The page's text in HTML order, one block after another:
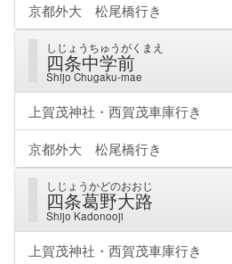
京都外大 松尾橋行き
しじょうちゅうがくまえ
四条中学前
Shijo Chugaku-mae
上賀茂神社・西賀茂車庫行き
京都外大 松尾橋行き
しじょうかどのおおじ
四条葛野大路
Shijo Kadonooji
上賀茂神社・西賀茂車庫行き